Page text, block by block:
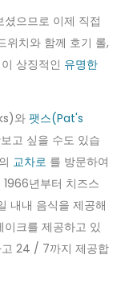
으므로 이제 직접
위치와 함께 호기 롤,
상징적인 유명한
와 팻스(Pat's
고 싶을 수도 있습
교차로 를 방문하여
년부터 치즈스
내내 음식을 제공해
크를 제공하고 있
고 24 / 7까지 제공합